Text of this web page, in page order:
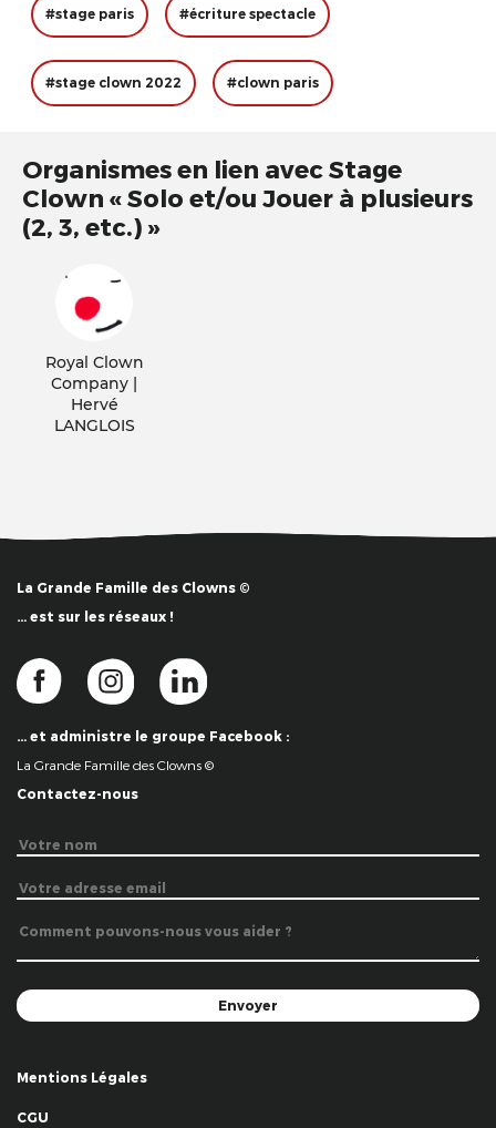
#stage paris #écriture spectacle
#stage clown 2022 #clown paris
Organismes en lien avec Stage
Clown « Solo et/ou Jouer à plusieurs
(2, 3, etc.) »
Royal Clown
Company |
Hervé
LANGLOIS
La Grande Famille des Clowns ©
… est sur les réseaux !
… et administre le groupe Facebook :
La Grande Famille des Clowns ©
Contactez-nous
Mentions Légales
CGU